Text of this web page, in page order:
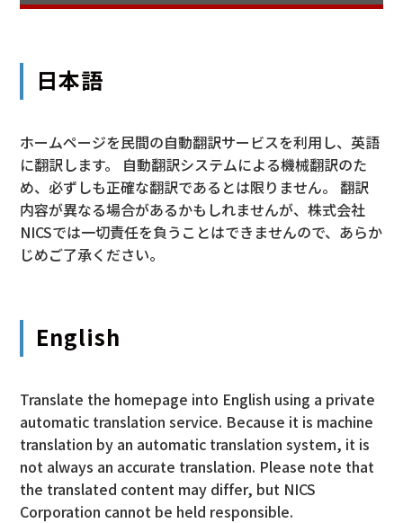
日本語
ホームページを民間の自動翻訳サービスを利用し、英語
に翻訳します。 自動翻訳システムによる機械翻訳のた
め、必ずしも正確な翻訳であるとは限りません。 翻訳
内容が異なる場合があるかもしれませんが、株式会社
NICSでは一切責任を負うことはできませんので、あらか
じめご了承ください。
English
Translate the homepage into English using a private
automatic translation service. Because it is machine
translation by an automatic translation system, it is
not always an accurate translation. Please note that
the translated content may differ, but NICS
Corporation cannot be held responsible.